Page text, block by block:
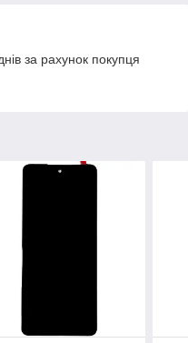
за рахунок покупця